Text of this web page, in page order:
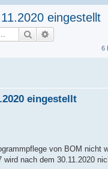
eingestellt
Suche
6
eingestellt
von BOM nicht
nach dem 30.11.2020